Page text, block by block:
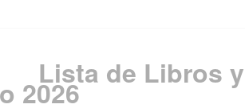
de Libros y
2026